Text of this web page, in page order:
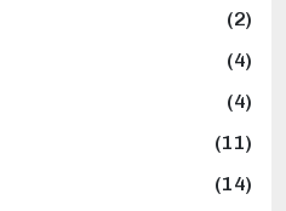
(2)
(4)
(4)
(11)
(14)